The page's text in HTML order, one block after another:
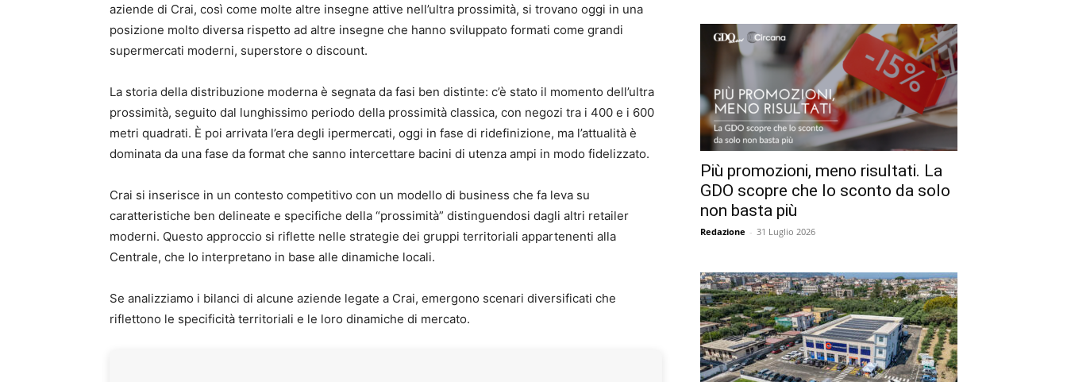
aziende di Crai, così come molte altre insegne attive nell’ultra prossimità, si trovano oggi in una
posizione molto diversa rispetto ad altre insegne che hanno sviluppato formati come grandi
supermercati moderni, superstore o discount.
La storia della distribuzione moderna è segnata da fasi ben distinte: c’è stato il momento dell’ultra
prossimità, seguito dal lunghissimo periodo della prossimità classica, con negozi tra i 400 e i 600
metri quadrati. È poi arrivata l’era degli ipermercati, oggi in fase di ridefinizione, ma l’attualità è
dominata da una fase da format che sanno intercettare bacini di utenza ampi in modo fidelizzato.
Crai si inserisce in un contesto competitivo con un modello di business che fa leva su
caratteristiche ben delineate e specifiche della “prossimità” distinguendosi dagli altri retailer
moderni. Questo approccio si riflette nelle strategie dei gruppi territoriali appartenenti alla
Centrale, che lo interpretano in base alle dinamiche locali.
Se analizziamo i bilanci di alcune aziende legate a Crai, emergono scenari diversificati che
riflettono le specificità territoriali e le loro dinamiche di mercato.
Più promozioni, meno risultati. La
GDO scopre che lo sconto da solo
non basta più
Redazione - 31 Luglio 2026